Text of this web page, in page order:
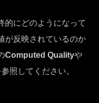
的にどのようになって
が反映されているのか
Computed Qualityや
参照してください。